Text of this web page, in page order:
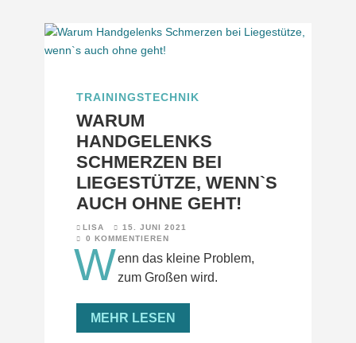
TRAININGSTECHNIK
WARUM
HANDGELENKS
SCHMERZEN BEI
LIEGESTÜTZE, WENN`S
AUCH OHNE GEHT!
LISA
15. JUNI 2021
0 KOMMENTIEREN
Wenn das kleine Problem,
zum Großen wird.
MEHR LESEN